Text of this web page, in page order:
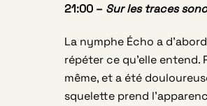
21:00 – Sur les traces
La nymphe Écho a
répéter ce qu’elle entend.
même, et a été
squelette prend